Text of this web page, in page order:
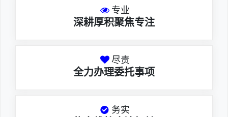
专业
深耕厚积聚焦专注
尽责
全力办理委托事项
务实